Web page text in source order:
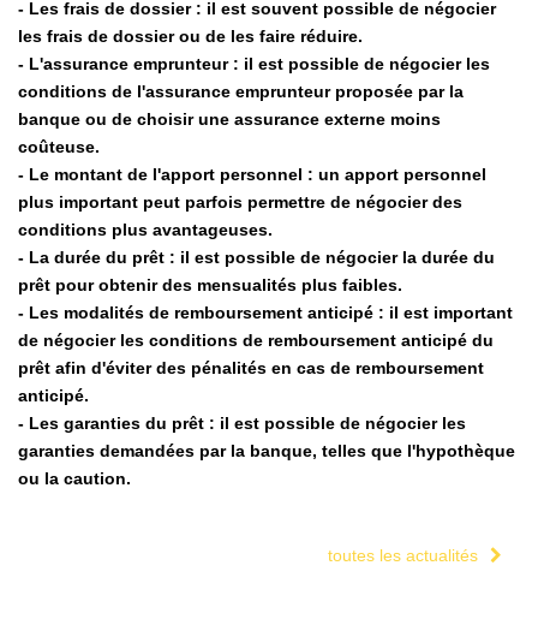
- Les frais de dossier : il est souvent possible de négocier
les frais de dossier ou de les faire réduire.
- L'assurance emprunteur : il est possible de négocier les
conditions de l'assurance emprunteur proposée par la
banque ou de choisir une assurance externe moins
coûteuse.
- Le montant de l'apport personnel : un apport personnel
plus important peut parfois permettre de négocier des
conditions plus avantageuses.
- La durée du prêt : il est possible de négocier la durée du
prêt pour obtenir des mensualités plus faibles.
- Les modalités de remboursement anticipé : il est important
de négocier les conditions de remboursement anticipé du
prêt afin d'éviter des pénalités en cas de remboursement
anticipé.
- Les garanties du prêt : il est possible de négocier les
garanties demandées par la banque, telles que l'hypothèque
ou la caution.
toutes les actualités